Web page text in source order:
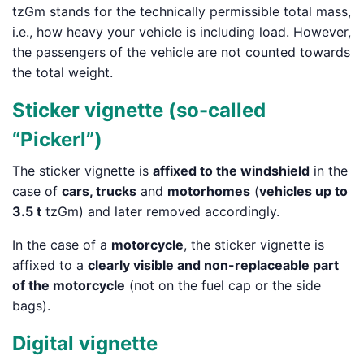
tzGm stands for the technically permissible total mass,
i.e., how heavy your vehicle is including load. However,
the passengers of the vehicle are not counted towards
the total weight.
Sticker vignette (so-called
“Pickerl”)
The sticker vignette is affixed to the windshield in the
case of cars, trucks and motorhomes (vehicles up to
3.5 t tzGm) and later removed accordingly.
In the case of a motorcycle, the sticker vignette is
affixed to a clearly visible and non-replaceable part
of the motorcycle (not on the fuel cap or the side
bags).
Digital vignette